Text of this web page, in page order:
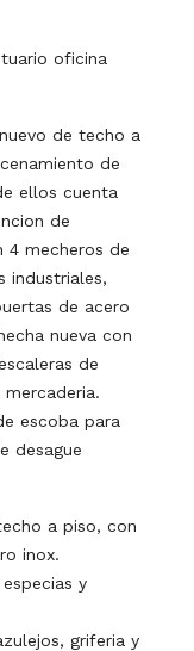
oficina
de techo a
de
ellos cuenta
de
4 mecheros de
industriales,
de acero
nueva con
de
escoba para
desague
a piso, con
inox.
y
griferia y